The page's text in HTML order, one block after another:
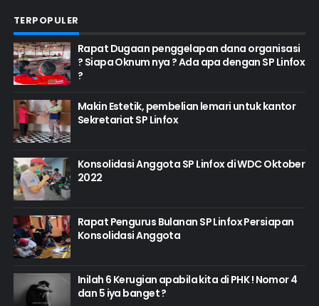
TERPOPULER
Rapat Dugaan penggelapan dana organisasi
? Siapa Oknum nya ? Ada apa dengan SP Linfox
?
Makin Estetik, pembelian lemari untuk kantor
Sekretariat SP Linfox
Konsolidasi Anggota SP Linfox di WDC Oktober
2022
Rapat Pengurus Bulanan SP Linfox Persiapan
Konsolidasi Anggota
Inilah 6 Kerugian apabila kita di PHK ! Nomor 4
dan 5 iya banget ?